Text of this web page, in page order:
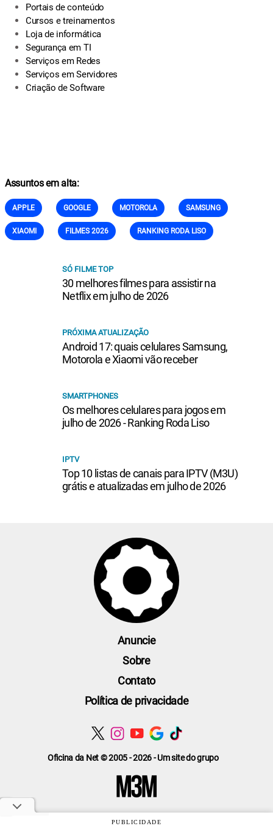
Portais de conteúdo
Cursos e treinamentos
Loja de informática
Segurança em TI
Serviços em Redes
Serviços em Servidores
Criação de Software
Assuntos em alta:
APPLE GOOGLE MOTOROLA SAMSUNG
XIAOMI FILMES 2026 RANKING RODA LISO
SÓ FILME TOP
30 melhores filmes para assistir na
Netflix em julho de 2026
PRÓXIMA ATUALIZAÇÃO
Android 17: quais celulares Samsung,
Motorola e Xiaomi vão receber
SMARTPHONES
Os melhores celulares para jogos em
julho de 2026 - Ranking Roda Liso
IPTV
Top 10 listas de canais para IPTV (M3U)
grátis e atualizadas em julho de 2026
Oficina da Net © 2005 - 2026 - Um site do grupo
Anuncie
Sobre
Contato
Política de privacidade
PUBLICIDADE